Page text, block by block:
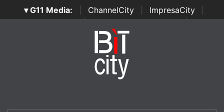
▾ G11 Media: ChannelCity ImpresaCity
SecurityOpenLab | Italian Channel Awards | Italian
Italian Security Awards